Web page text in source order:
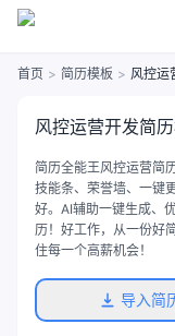
首页 > 简历模板 > 风控运
风控运营开发简
简历全能王风控运营简
技能条、荣誉墙、一键
好。AI辅助一键生成、
历！好工作，从一份好
住每一个高薪机会！
导入简